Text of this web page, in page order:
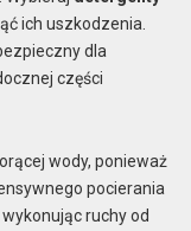
ich uszkodzenia.
dla
części
wody, ponieważ
pocierania
ruchy od